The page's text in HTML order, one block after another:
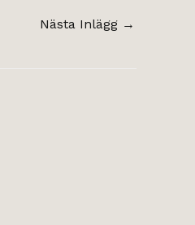
Nästa Inlägg →